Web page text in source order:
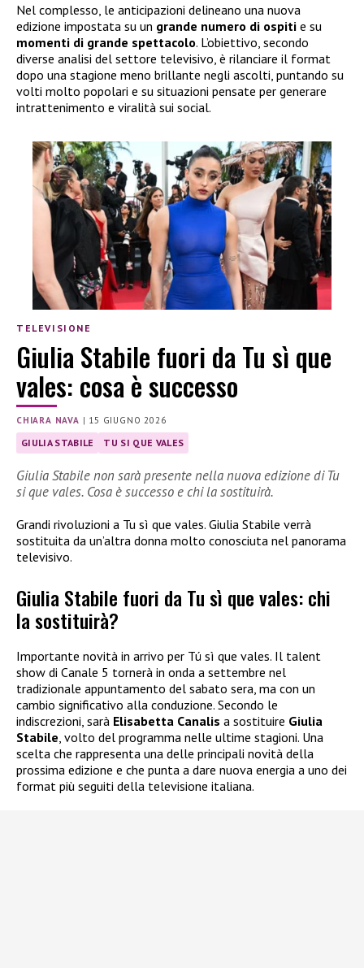
Nel complesso, le anticipazioni delineano una nuova
edizione impostata su un grande numero di ospiti e su
momenti di grande spettacolo. L’obiettivo, secondo
diverse analisi del settore televisivo, è rilanciare il format
dopo una stagione meno brillante negli ascolti, puntando su
volti molto popolari e su situazioni pensate per generare
intrattenimento e viralità sui social.
TELEVISIONE
Giulia Stabile fuori da Tu sì que
vales: cosa è successo
CHIARA NAVA | 15 GIUGNO 2026
GIULIA STABILE TU SI QUE VALES
Giulia Stabile non sarà presente nella nuova edizione di Tu
si que vales. Cosa è successo e chi la sostituirà.
Grandi rivoluzioni a Tu sì que vales. Giulia Stabile verrà
sostituita da un’altra donna molto conosciuta nel panorama
televisivo.
Giulia Stabile fuori da Tu sì que vales: chi
la sostituirà?
Importante novità in arrivo per Tú sì que vales. Il talent
show di Canale 5 tornerà in onda a settembre nel
tradizionale appuntamento del sabato sera, ma con un
cambio significativo alla conduzione. Secondo le
indiscrezioni, sarà Elisabetta Canalis a sostituire Giulia
Stabile, volto del programma nelle ultime stagioni. Una
scelta che rappresenta una delle principali novità della
prossima edizione e che punta a dare nuova energia a uno dei
format più seguiti della televisione italiana.